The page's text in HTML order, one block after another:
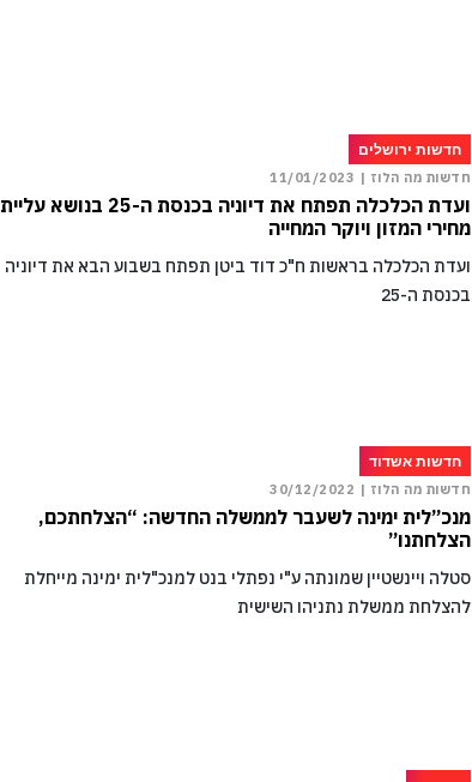
חדשות ירושלים
חדשות מה הלוז | 11/01/2023
ועדת הכלכלה תפתח את דיוניה בכנסת ה-25 בנושא עליית
מחירי המזון ויוקר המחייה
ועדת הכלכלה בראשות ח"כ דוד ביטן תפתח בשבוע הבא את דיוניה
בכנסת ה-25
חדשות אשדוד
חדשות מה הלוז | 30/12/2022
מנכ”לית ימינה לשעבר לממשלה החדשה: “הצלחתכם,
הצלחתנו”
סטלה ויינשטיין שמונתה ע"י נפתלי בנט למנכ"לית ימינה מייחלת
להצלחת ממשלת נתניהו השישית